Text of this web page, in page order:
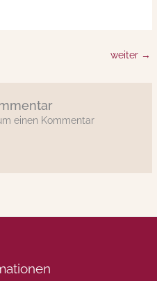
weiter →
einen Kommentar